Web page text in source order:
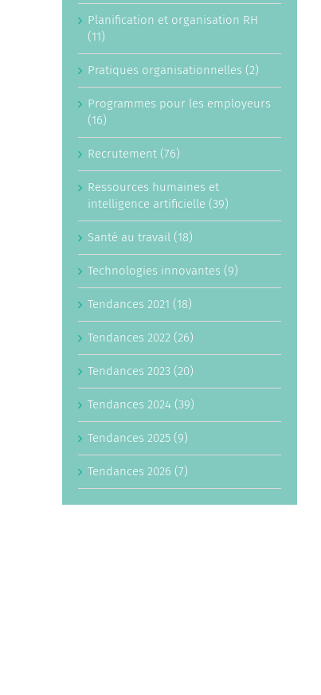
Planification et organisation RH
(11)
Pratiques organisationnelles (2)
Programmes pour les employeurs
(16)
Recrutement (76)
Ressources humaines et
intelligence artificielle (39)
Santé au travail (18)
Technologies innovantes (9)
Tendances 2021 (18)
Tendances 2022 (26)
Tendances 2023 (20)
Tendances 2024 (39)
Tendances 2025 (9)
Tendances 2026 (7)